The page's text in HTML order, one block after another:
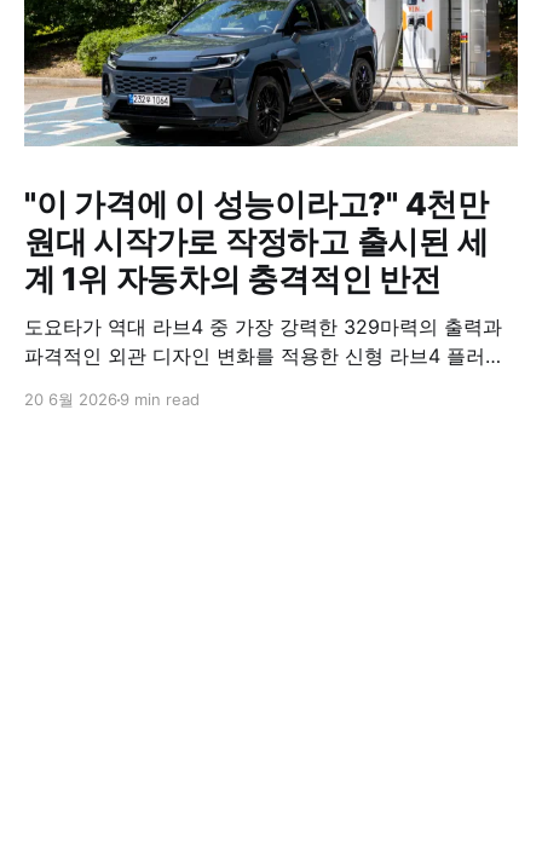
"이 가격에 이 성능이라고?" 4천만
원대 시작가로 작정하고 출시된 세
계 1위 자동차의 충격적인 반전
도요타가 역대 라브4 중 가장 강력한 329마력의 출력과
파격적인 외관 디자인 변화를 적용한 신형 라브4 플러그
충전이 가능하고 전기 모드로만 70km 이상 주행할 수 있
20 6월 2026 9 min read